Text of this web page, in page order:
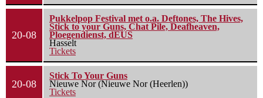
20-08
Pukkelpop Festival met o.a. Deftones, The Hives,
Stick to your Guns, Chat Pile, Deafheaven,
Ploegendienst, dEUS
Hasselt
Tickets
20-08
Stick To Your Guns
Nieuwe Nor (Nieuwe Nor (Heerlen))
Tickets